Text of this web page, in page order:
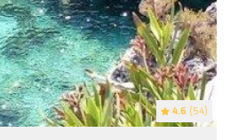
4.6 (54)